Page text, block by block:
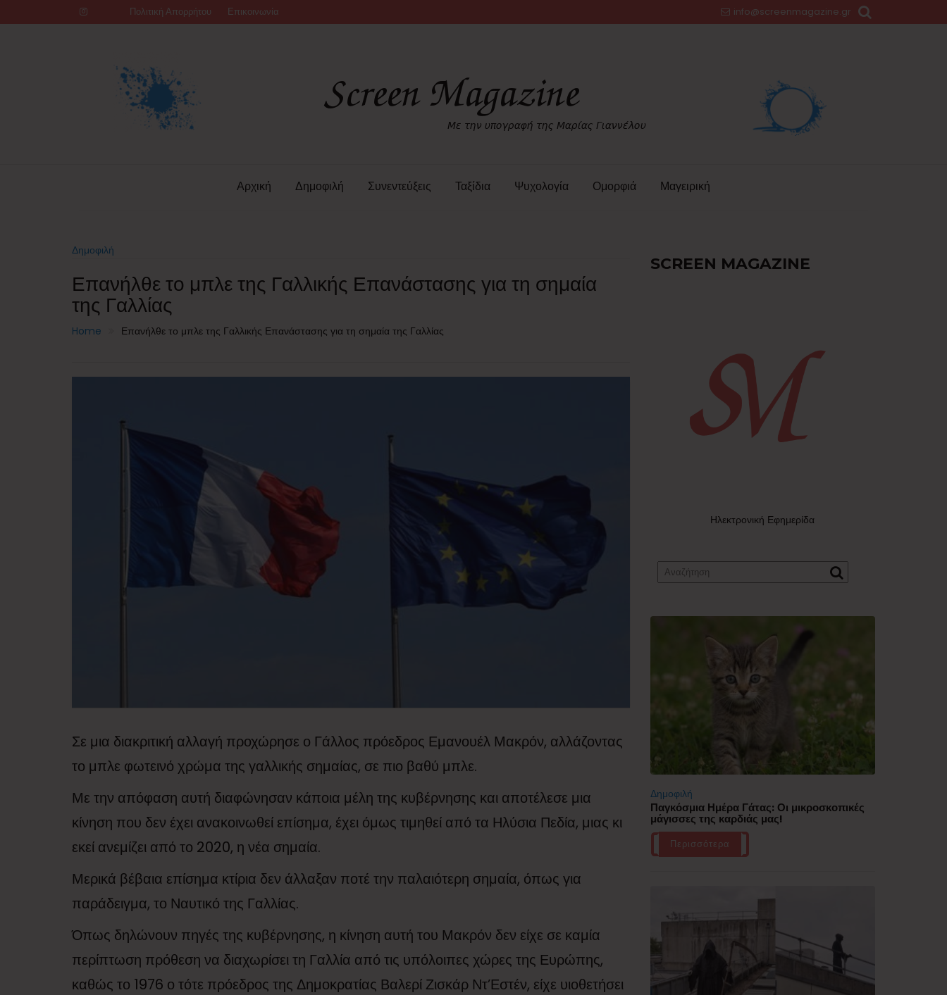
to
Πολιτική Απορρήτου Επικοινωνία info@screenmagazine.gr
Αρχική Δημοφιλή Συνεντεύξεις Ταξίδια Ψυχολογία Ομορφιά Μαγειρική
Δημοφιλή
Επανήλθε το μπλε της Γαλλικής Επανάστασης για τη σημαία
της Γαλλίας
Home Επανήλθε το μπλε της Γαλλικής Επανάστασης για τη σημαία της Γαλλίας
Σε μια διακριτική αλλαγή προχώρησε ο Γάλλος πρόεδρος Εμανουέλ Μακρόν, αλλάζοντας
το μπλε φωτεινό χρώμα της γαλλικής σημαίας, σε πιο βαθύ μπλε.
Με την απόφαση αυτή διαφώνησαν κάποια μέλη της κυβέρνησης και αποτέλεσε μια
κίνηση που δεν έχει ανακοινωθεί επίσημα, έχει όμως τιμηθεί από τα Ηλύσια Πεδία, μιας κι
εκεί ανεμίζει από το 2020, η νέα σημαία.
Μερικά βέβαια επίσημα κτίρια δεν άλλαξαν ποτέ την παλαιότερη σημαία, όπως για
παράδειγμα, το Ναυτικό της Γαλλίας.
Όπως δηλώνουν πηγές της κυβέρνησης, η κίνηση αυτή του Μακρόν δεν είχε σε καμία
περίπτωση πρόθεση να διαχωρίσει τη Γαλλία από τις υπόλοιπες χώρες της Ευρώπης,
καθώς το 1976 ο τότε πρόεδρος της Δημοκρατίας Βαλερί Ζισκάρ Ντ’Εστέν, είχε υιοθετήσει
SCREEN MAGAZINE
Ηλεκτρονική Εφημερίδα
Δημοφιλή
Παγκόσμια Ημέρα Γάτας: Οι μικροσκοπικές
μάγισσες της καρδιάς μας!
Περισσότερα